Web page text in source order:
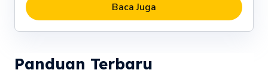
Baca Juga
Panduan Terbaru